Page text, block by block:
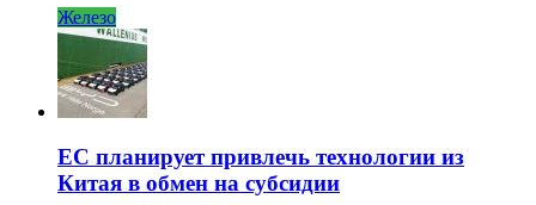
Железо
ЕС планирует привлечь технологии из
Китая в обмен на субсидии